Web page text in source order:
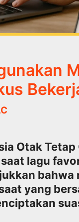
Otak
lagu
yang